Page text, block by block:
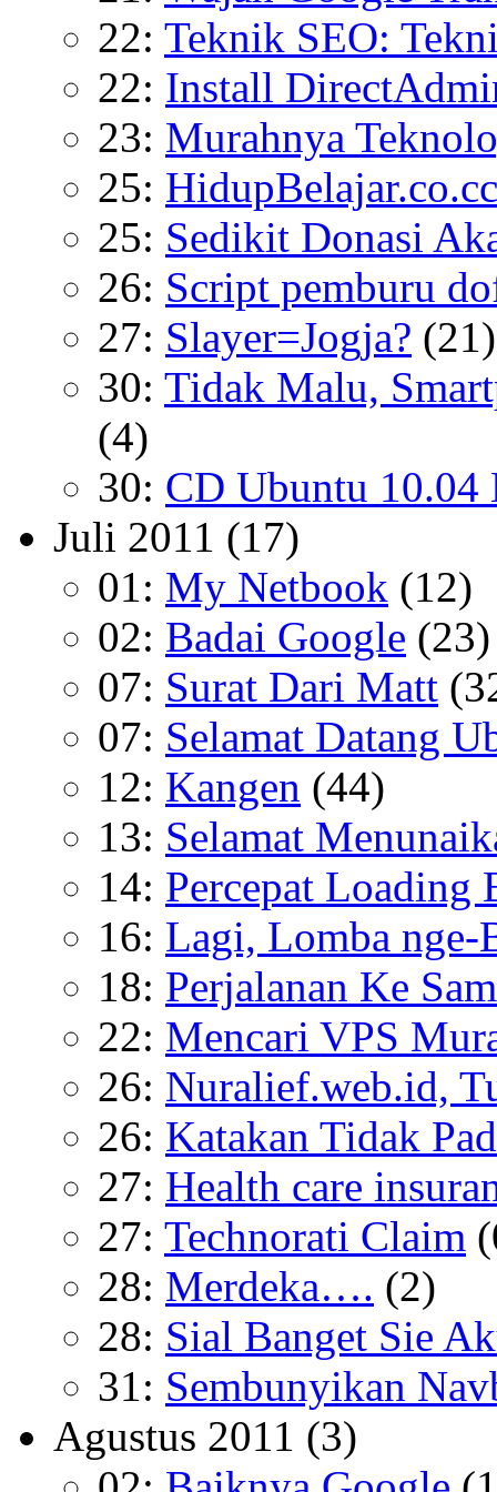
22: Teknik SEO:
22: Install
23: Murahnya
25:
25: Sedikit Donasi
26: Script pemburu
27: Slayer=Jogja? (21)
30: Tidak Malu,
(4)
30: CD Ubuntu
Juli 2011 (17)
01: My Netbook (12)
02: Badai Google (23)
07: Surat Dari Matt
07: Selamat Datang
12: Kangen (44)
13: Selamat
14: Percepat Loading
16: Lagi, Lomba nge-
18: Perjalanan Ke
22: Mencari VPS
26: Nuralief.web.id,
26: Katakan Tidak
27: Health care
27: Technorati Claim
28: Merdeka…. (2)
28: Sial Banget Sie
31: Sembunyikan
Agustus 2011 (3)